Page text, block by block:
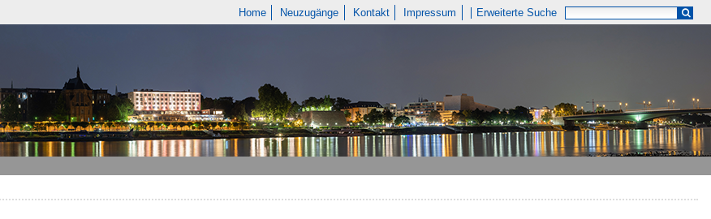
Home Neuzugänge Kontakt Impressum Erweiterte Suche